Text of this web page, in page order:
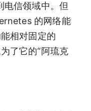
电信领域中。但
的网络能
相对固定的
了它的“阿琉克